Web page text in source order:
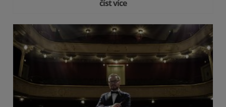
číst více